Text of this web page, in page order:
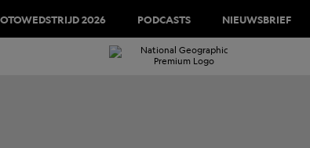
2026 PODCASTS NIEUWSBRIEF